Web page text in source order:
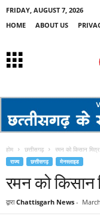
FRIDAY, AUGUST 7, 2026
HOME
ABOUT US
होम छत्तीसगढ़ रमन को किसान
राज्य छत्तीसगढ़ मेनस्लाइड
रमन को
द्वारा Chattisgarh News -